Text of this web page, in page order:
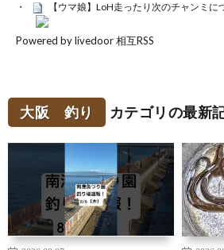
【ウマ娘】LoH走ったり次のチャンミに
Powered by livedoor 相互RSS
大阪 釣り カテゴリの最新